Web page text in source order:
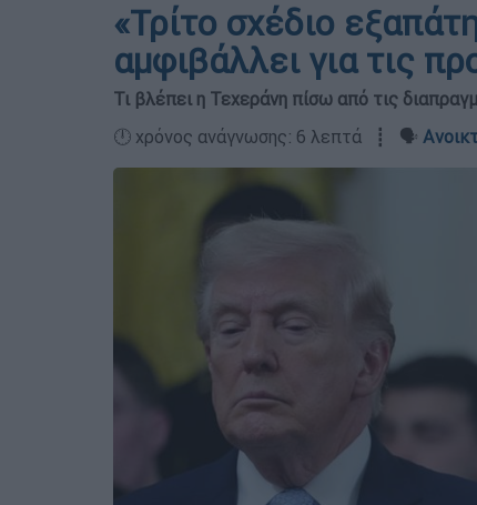
«Τρίτο σχέδιο
αμφιβάλλει για τις
Τι βλέπει η Τεχεράνη πίσω από τις
🕛 χρόνος ανάγνωσης: 6 λεπτά ┋ 🗣️